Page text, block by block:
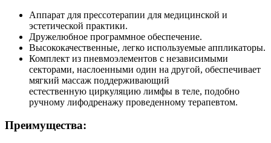
Аппарат для прессотерапии для медицинской и
эстетической практики.
Дружелюбное программное обеспечение.
Высококачественные, легко используемые аппликаторы.
Комплект из пневмоэлементов с независимыми
секторами, наслоенными один на другой, обеспечивает
мягкий массаж поддерживающий
естественную циркуляцию лимфы в теле, подобно
ручному лифодренажу проведенному терапевтом.
Преимущества: